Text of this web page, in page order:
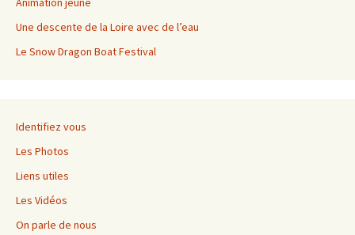
Une descente de la Loire avec de l’eau
Le Snow Dragon Boat Festival
Identifiez vous
Les Photos
Liens utiles
Les Vidéos
On parle de nous